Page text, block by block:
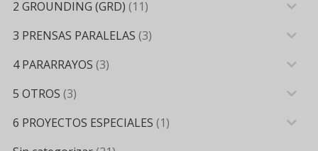
2 GROUNDING (GRD) (11)
3 PRENSAS PARALELAS (3)
4 PARARRAYOS (3)
5 OTROS (3)
6 PROYECTOS ESPECIALES (1)